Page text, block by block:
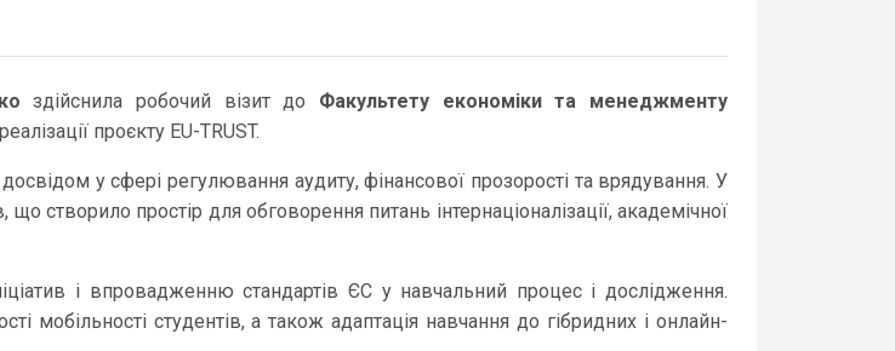
здійснила робочий візит до Факультету економіки та менеджменту
проєкту EU-TRUST.
у сфері регулювання аудиту, фінансової прозорості та врядування. У
що створило простір для обговорення питань інтернаціоналізації, академічної
і впровадженню стандартів ЄС у навчальний процес і дослідження.
мобільності студентів, а також адаптація навчання до гібридних і онлайн-